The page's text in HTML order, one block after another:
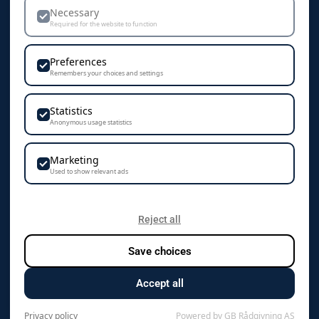
Dekorasjon & Teknikker
Personvern & Cookies
KONTAKT
Camisa AS
Vestre Rosten 102
7075 Tiller
kontakt@camisa.no
Org.nr. 976 125 819 mva
Necessary
Required for the website to function
Preferences
Remembers your choices and settings
Statistics
Anonymous usage statistics
Marketing
Used to show relevant ads
Reject all
Save choices
Accept all
Privacy policy Powered by GB Rådgivning AS